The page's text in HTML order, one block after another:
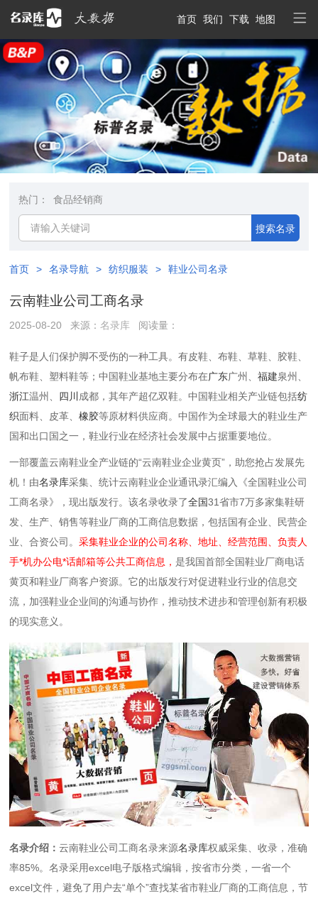
首页 我们 下载 地图
热门： 食品经销商
搜索名录
首页 > 名录导航 > 纺织服装 > 鞋业公司名录
云南鞋业公司工商名录
2025-08-20 来源：名录库 阅读量：
鞋子是人们保护脚不受伤的一种工具。有皮鞋、布鞋、草鞋、胶鞋、
帆布鞋、塑料鞋等；中国鞋业基地主要分布在广东广州、福建泉州、
浙江温州、 四川 成都，其年产超亿双鞋。中国鞋业相关产业链包括纺
织面料、皮革、橡胶等原材料供应商。中国作为全球最大的鞋业生产
国和出口国之一，鞋业行业在经济社会发展中占据重要地位。
一部覆盖云南鞋业全产业链的“云南鞋业企业黄页”，助您抢占发展先
机！由名录库采集、统计云南鞋业企业通讯录汇编入《全国鞋业公司
工商名录》，现出版发行。该名录收录了全国31省市7万多家集鞋研
发、生产、销售等鞋业厂商的工商信息数据，包括国有企业、民营企
业、合资公司。采集鞋业企业的公司名称、地址、经营范围、负责人
手*机办公电*话邮箱等公共工商信息，是我国首部全国鞋业厂商电话
黄页和鞋业厂商客户资源。它的出版发行对促进鞋业行业的信息交
流，加强鞋业企业间的沟通与协作，推动技术进步和管理创新有积极
的现实意义。
名录介绍：云南鞋业公司工商名录来源名录库权威采集、收录，准确
率85%。名录采用excel电子版格式编辑，按省市分类，一省一个
excel文件，避免了用户去“单个”查找某省市鞋业厂商的工商信息，节